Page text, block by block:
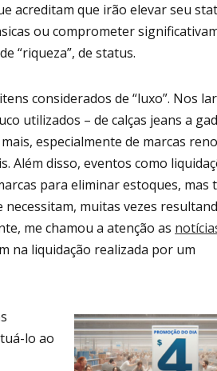
acreditam que irão elevar seu
ou comprometer
“riqueza”, de status.
considerados de “luxo”. Nos
utilizados – de calças jeans a
especialmente de marcas
Além disso, eventos como
para eliminar estoques, mas
muitas vezes
me chamou a atenção as
na liquidação realizada por um
lo ao